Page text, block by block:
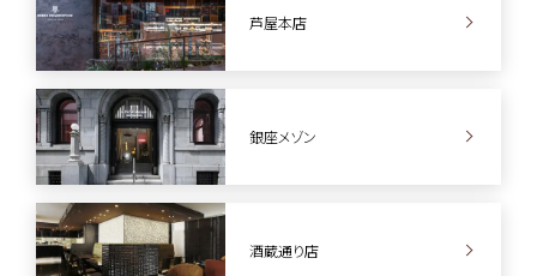
芦屋本店
銀座メゾン
酒蔵通り店